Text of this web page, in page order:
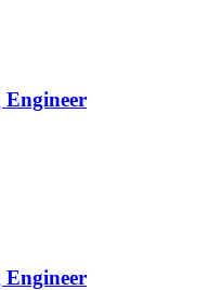
Engineer
Engineer